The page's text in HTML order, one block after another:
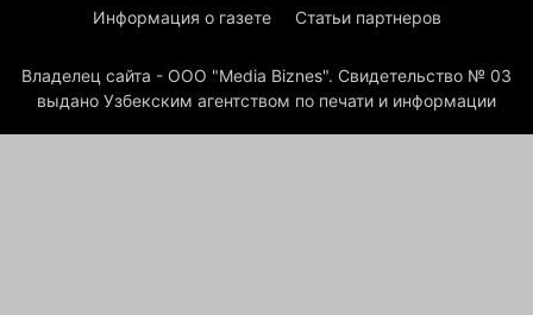
Информация о газете Статьи партнеров
Владелец сайта - ООО "Media Biznes". Свидетельство № 03
выдано Узбекским агентством по печати и информации